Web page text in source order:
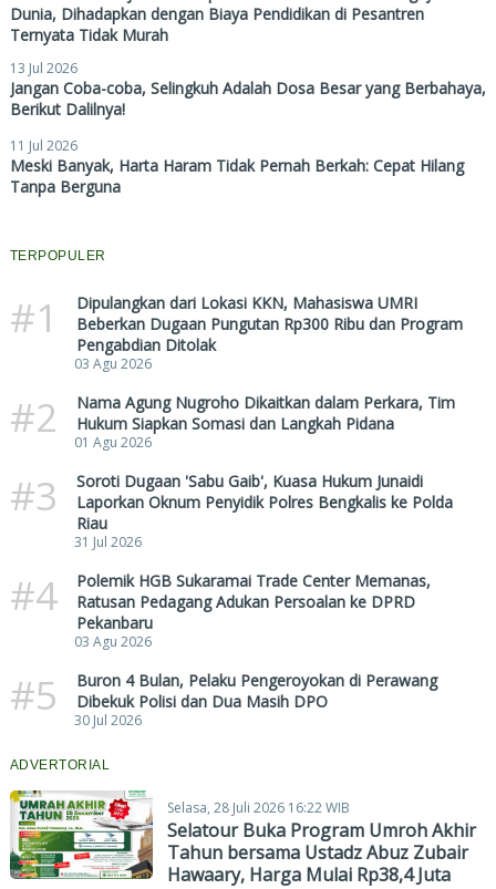
Dunia, Dihadapkan dengan Biaya Pendidikan di Pesantren
Ternyata Tidak Murah
13 Jul 2026
Jangan Coba-coba, Selingkuh Adalah Dosa Besar yang Berbahaya,
Berikut Dalilnya!
11 Jul 2026
Meski Banyak, Harta Haram Tidak Pernah Berkah: Cepat Hilang
Tanpa Berguna
TERPOPULER
#1
Dipulangkan dari Lokasi KKN, Mahasiswa UMRI
Beberkan Dugaan Pungutan Rp300 Ribu dan Program
Pengabdian Ditolak
03 Agu 2026
#2
Nama Agung Nugroho Dikaitkan dalam Perkara, Tim
Hukum Siapkan Somasi dan Langkah Pidana
01 Agu 2026
#3
Soroti Dugaan 'Sabu Gaib', Kuasa Hukum Junaidi
Laporkan Oknum Penyidik Polres Bengkalis ke Polda
Riau
31 Jul 2026
#4
Polemik HGB Sukaramai Trade Center Memanas,
Ratusan Pedagang Adukan Persoalan ke DPRD
Pekanbaru
03 Agu 2026
#5
Buron 4 Bulan, Pelaku Pengeroyokan di Perawang
Dibekuk Polisi dan Dua Masih DPO
30 Jul 2026
ADVERTORIAL
Selasa, 28 Juli 2026 16:22 WIB
Selatour Buka Program Umroh Akhir
Tahun bersama Ustadz Abuz Zubair
Hawaary, Harga Mulai Rp38,4 Juta